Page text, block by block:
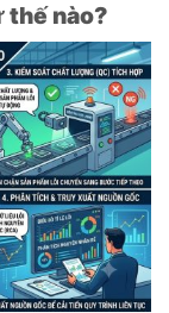
thế nào?